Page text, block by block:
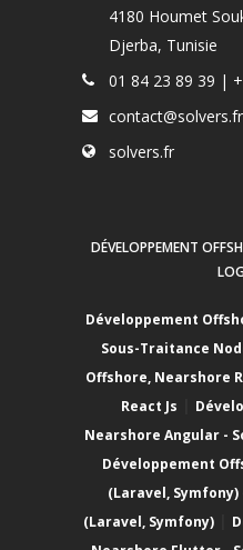
4180 Houmet
Djerba, Tunisie
01 84 23 89 39 |
contact@solvers.fr
solvers.fr
DÉVELOPPEMENT
Développement
Sous-Traitance
Offshore, Nearshore
React Js
Nearshore Angular -
Développement
(Laravel, Symfony)
(Laravel, Symfony)